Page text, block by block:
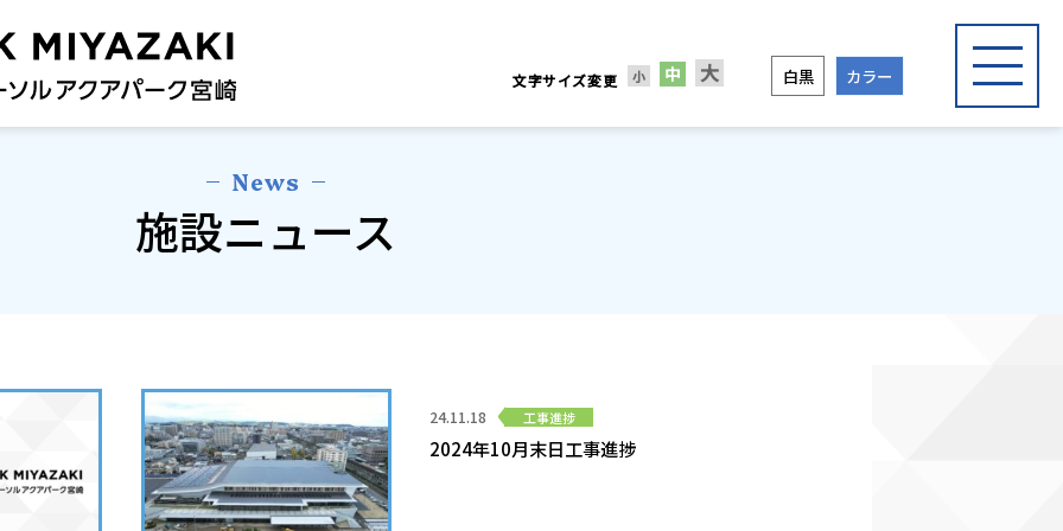
文字サイズ変更 小 中 大 白黒 カラー
News
施設ニュース
24.11.18 工事進捗
2024年10月末日工事進捗